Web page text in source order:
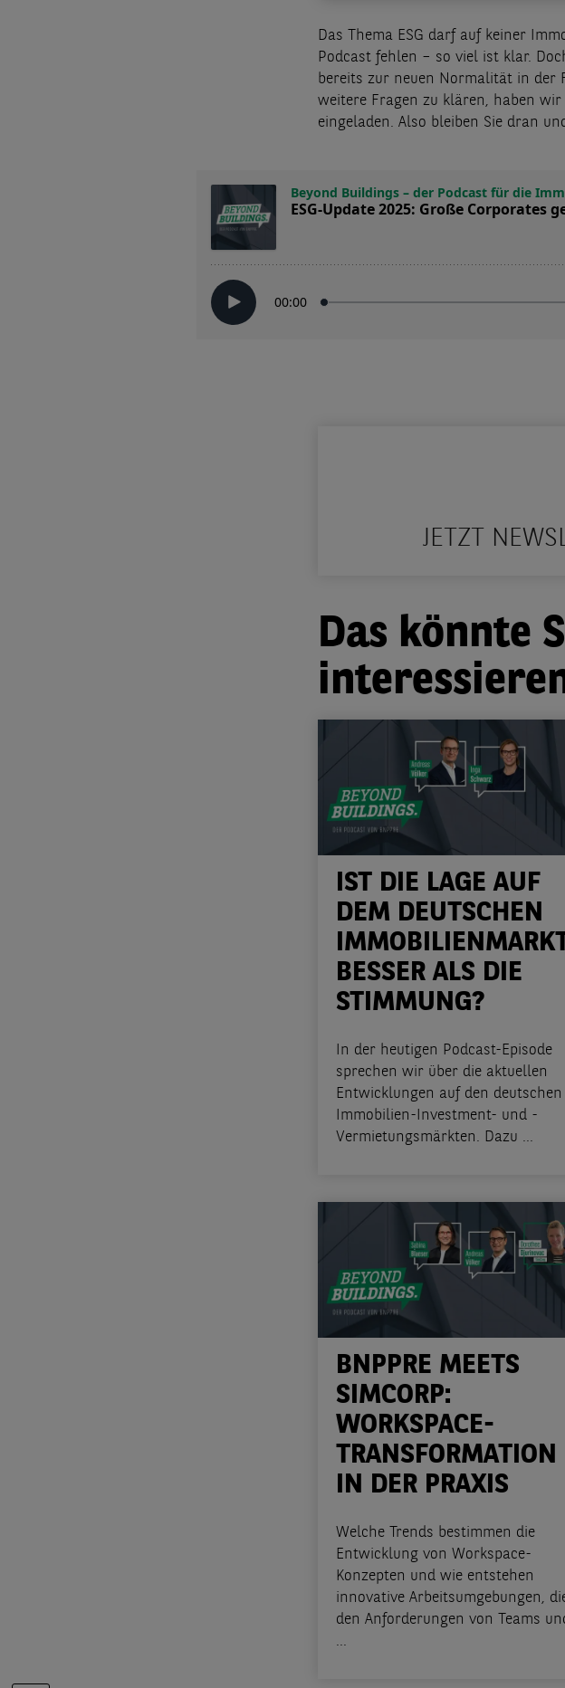
Das Thema ESG darf auf keiner
Podcast fehlen – so viel ist klar.
bereits zur neuen Normalität in der
weitere Fragen zu klären, haben
eingeladen. Also bleiben Sie dran
JETZT
Das könnte
IST DIE LAGE AUF
DEM DEUTSCHEN
BESSER ALS DIE
STIMMUNG?
In der heutigen Podcast-Episode
sprechen wir über die aktuellen
Entwicklungen auf den deutschen
Immobilien-Investment- und -
Vermietungsmärkten. Dazu ...
BNPPRE MEETS
SIMCORP:
WORKSPACE-
TRANSFORMATION
IN DER PRAXIS
Welche Trends bestimmen die
Entwicklung von Workspace-
Konzepten und wie entstehen
innovative Arbeitsumgebungen,
den Anforderungen von Teams
...